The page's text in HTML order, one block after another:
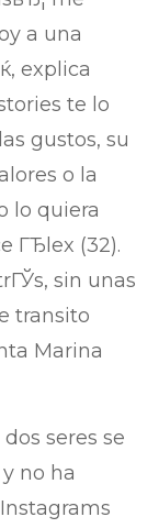
a una
explica
te lo
gustos, su
o la
lo quiera
ГЂlex (32).
sin unas
transito
Marina
seres se
no ha